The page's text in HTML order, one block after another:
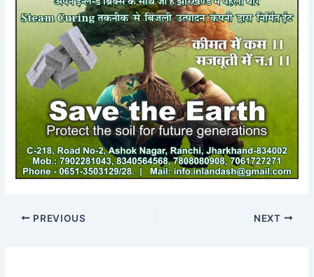
PREVIOUS NEXT